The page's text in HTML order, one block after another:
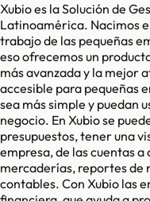
Xubio es la Solución de
Latinoamérica. Nacimos
trabajo de las pequeñas
eso ofrecemos un
más avanzada y la mejor
accesible para pequeñas
sea más simple y puedan
negocio. En Xubio se
presupuestos, tener una
empresa, de las cuentas
mercaderías, reportes de
contables. Con Xubio las